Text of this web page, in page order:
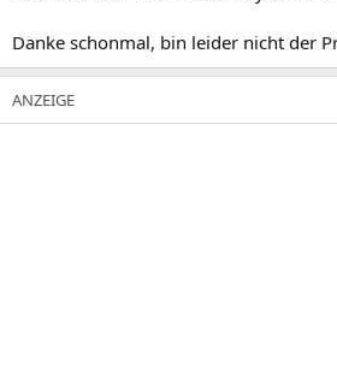
Danke schonmal, bin leider nicht der